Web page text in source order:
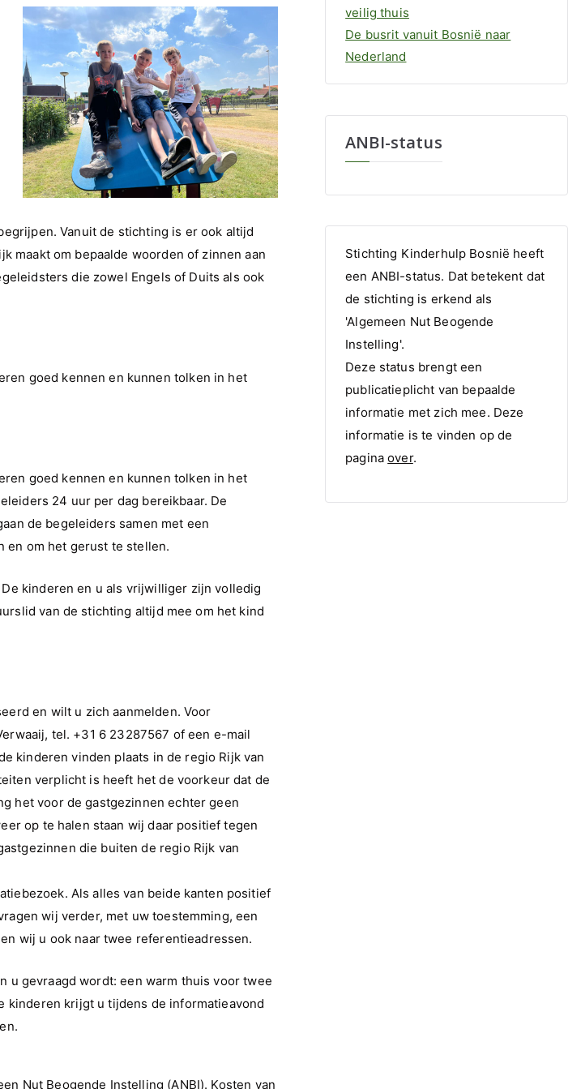
Vanuit de stichting is er ook altijd
maakt om bepaalde woorden of zinnen aan
die zowel Engels of Duits als ook
goed kennen en kunnen tolken in het
goed kennen en kunnen tolken in het
24 uur per dag bereikbaar. De
de begeleiders samen met een
en om het gerust te stellen.
kinderen en u als vrijwilliger zijn volledig
van de stichting altijd mee om het kind
en wilt u zich aanmelden. Voor
tel. +31 6 23287567 of een e-mail
kinderen vinden plaats in de regio Rijk van
verplicht is heeft het de voorkeur dat de
het voor de gastgezinnen echter geen
op te halen staan wij daar positief tegen
die buiten de regio Rijk van
Als alles van beide kanten positief
wij verder, met uw toestemming, een
wij u ook naar twee referentieadressen.
u gevraagd wordt: een warm thuis voor twee
kinderen krijgt u tijdens de informatieavond
Nut Beogende Instelling (ANBI). Kosten van
veilig thuis
De busrit vanuit Bosnië naar
Nederland
ANBI-status
Stichting Kinderhulp Bosnië heeft
een ANBI-status. Dat betekent dat
de stichting is erkend als
'Algemeen Nut Beogende
Instelling'.
Deze status brengt een
publicatieplicht van bepaalde
informatie met zich mee. Deze
informatie is te vinden op de
paginaover.